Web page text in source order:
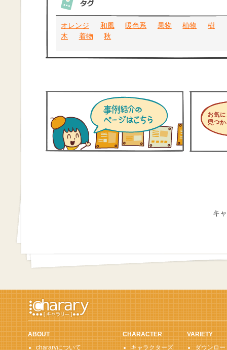
オレンジ 和風 暖色系 果物 植物
樹
木
着物 秋
キ
ABOUT
chararyについて
CHARACTER
キャラクターズ
VARIETY
ダウンロ